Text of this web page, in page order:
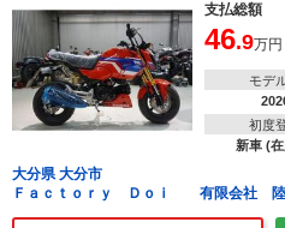
支払総額
46.9万円
モデ
初度
新車 (
大分県 大分市
Ｆａｃｔｏｒｙ Ｄｏｉ 有限会社 陸